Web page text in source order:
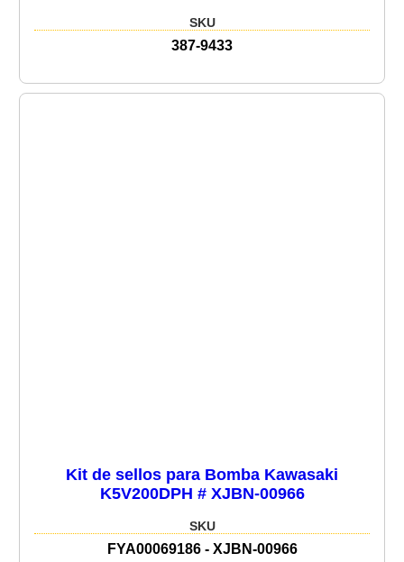
SKU
387-9433
Kit de sellos para Bomba Kawasaki
K5V200DPH # XJBN-00966
SKU
FYA00069186 - XJBN-00966